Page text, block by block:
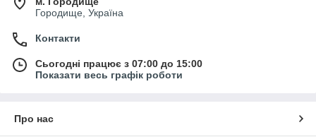
Городище, Україна
Контакти
Сьогодні працює з 07:00 до 15:00
Показати весь графік роботи
Про нас